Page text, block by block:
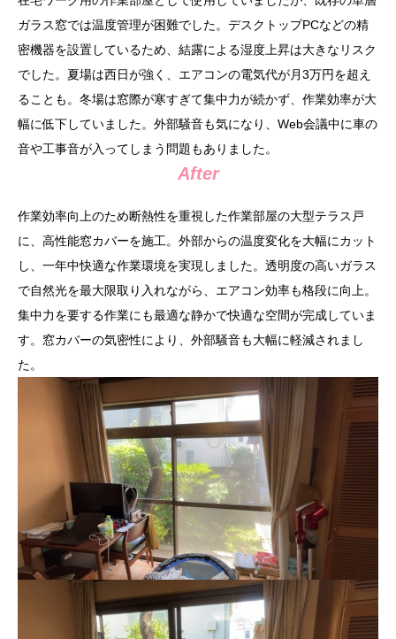
ガラス窓では温度管理が困難でした。デスクトップPCなどの精
密機器を設置しているため、結露による湿度上昇は大きなリスク
でした。夏場は西日が強く、エアコンの電気代が月3万円を超え
ることも。冬場は窓際が寒すぎて集中力が続かず、作業効率が大
幅に低下していました。外部騒音も気になり、Web会議中に車の
音や工事音が入ってしまう問題もありました。
After
作業効率向上のため断熱性を重視した作業部屋の大型テラス戸
に、高性能窓カバーを施工。外部からの温度変化を大幅にカット
し、一年中快適な作業環境を実現しました。透明度の高いガラス
で自然光を最大限取り入れながら、エアコン効率も格段に向上。
集中力を要する作業にも最適な静かで快適な空間が完成していま
す。窓カバーの気密性により、外部騒音も大幅に軽減されまし
た。